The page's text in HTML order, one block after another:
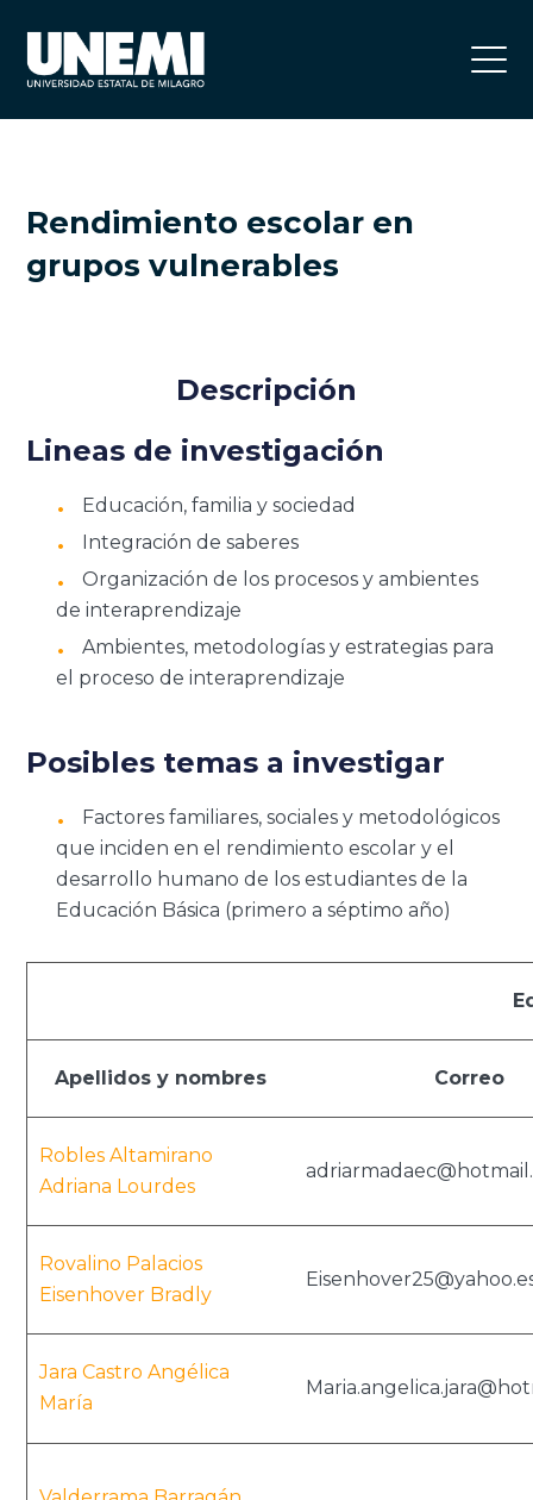
Rendimiento escolar en
grupos vulnerables
Descripción
Lineas de investigación
Educación, familia y sociedad
Integración de saberes
Organización de los procesos y ambientes
de interaprendizaje
Ambientes, metodologías y estrategias para
el proceso de interaprendizaje
Posibles temas a investigar
Factores familiares, sociales y metodológicos
que inciden en el rendimiento escolar y el
desarrollo humano de los estudiantes de la
Educación Básica (primero a séptimo año)
Apellidos y nombres Correo
Robles Altamirano
Adriana Lourdes
Rovalino Palacios
Eisenhover Bradly
Jara Castro Angélica
María